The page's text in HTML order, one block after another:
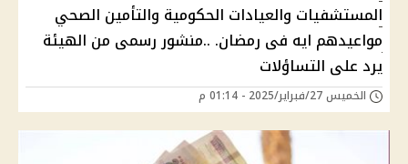
المستشفيات والعيادات الحكومية والتأمين الصحي
مواعيدهم ايه فى رمضان. ..منشور رسمى من الهيئة
يرد على التساؤلات
الخميس 27/فبراير/2025 - 01:14 م